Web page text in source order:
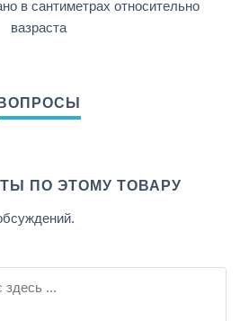
в сантиметрах относительно
вазраста
ПО ЭТОМУ ТОВАРУ